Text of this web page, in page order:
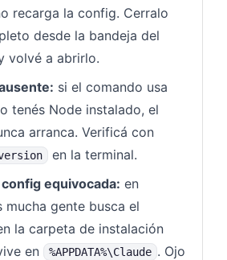
recarga la config. Cerralo
desde la bandeja del
volvé a abrirlo.
si el comando usa
tenés Node instalado, el
arranca. Verificá con
en la terminal.
equivocada: en
mucha gente busca el
la carpeta de instalación
en
%APPDATA%\Claude . Ojo